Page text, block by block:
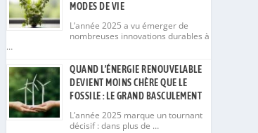
MODES DE VIE
L’année 2025 a vu émerger de
nombreuses innovations durables à
…
QUAND L’ÉNERGIE RENOUVELABLE
DEVIENT MOINS CHÈRE QUE LE
FOSSILE : LE GRAND BASCULEMENT
L’année 2025 marque un tournant
décisif : dans plus de …